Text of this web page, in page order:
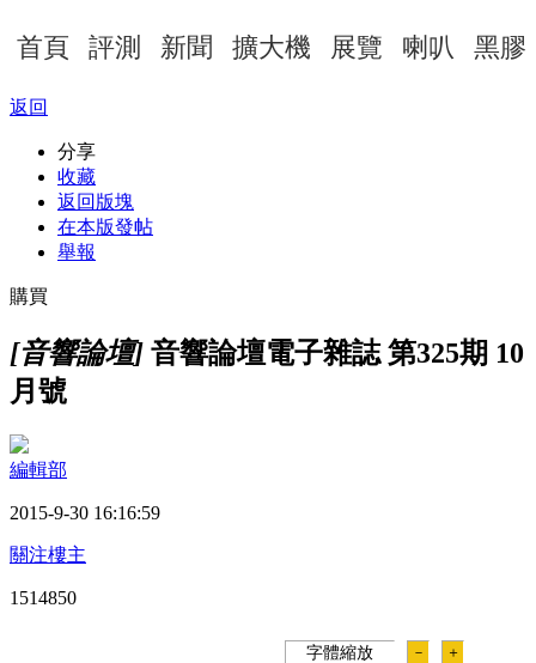
首頁 評測 新聞 擴大機 展覽 喇叭 黑膠
返回
分享
收藏
返回版塊
在本版發帖
舉報
購買
[音響論壇] 音響論壇電子雜誌 第325期 10
月號
編輯部
2015-9-30 16:16:59
關注樓主
1514850
字體縮放 － ＋